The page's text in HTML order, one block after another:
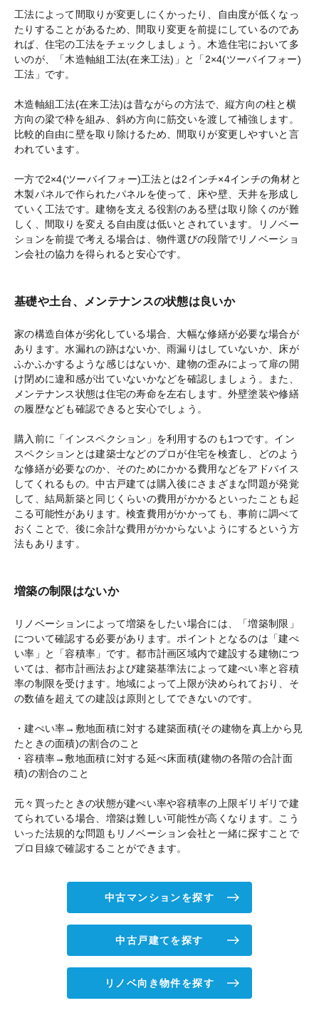
工法によって間取りが変更しにくかったり、自由度が低くなっ
たりすることがあるため、間取り変更を前提にしているのであ
れば、住宅の工法をチェックしましょう。木造住宅において多
いのが、「木造軸組工法(在来工法)」と「2×4(ツーバイフォー)
工法」です。
木造軸組工法(在来工法)は昔ながらの方法で、縦方向の柱と横
方向の梁で枠を組み、斜め方向に筋交いを渡して補強します。
比較的自由に壁を取り除けるため、間取りが変更しやすいと言
われています。
一方で2×4(ツーバイフォー)工法とは2インチ×4インチの角材と
木製パネルで作られたパネルを使って、床や壁、天井を形成し
ていく工法です。建物を支える役割のある壁は取り除くのが難
しく、間取りを変える自由度は低いとされています。リノベー
ションを前提で考える場合は、物件選びの段階でリノベーショ
ン会社の協力を得られると安心です。
基礎や土台、メンテナンスの状態は良いか
家の構造自体が劣化している場合、大幅な修繕が必要な場合が
あります。水漏れの跡はないか、雨漏りはしていないか、床が
ふかふかするような感じはないか、建物の歪みによって扉の開
け閉めに違和感が出ていないかなどを確認しましょう。また、
メンテナンス状態は住宅の寿命を左右します。外壁塗装や修繕
の履歴なども確認できると安心でしょう。
購入前に「インスペクション」を利用するのも1つです。イン
スペクションとは建築士などのプロが住宅を検査し、どのよう
な修繕が必要なのか、そのためにかかる費用などをアドバイス
してくれるもの。中古戸建ては購入後にさまざまな問題が発覚
して、結局新築と同じくらいの費用がかかるといったことも起
こる可能性があります。検査費用がかかっても、事前に調べて
おくことで、後に余計な費用がかからないようにするという方
法もあります。
増築の制限はないか
リノベーションによって増築をしたい場合には、「増築制限」
について確認する必要があります。ポイントとなるのは「建ぺ
い率」と「容積率」です。都市計画区域内で建設する建物につ
いては、都市計画法および建築基準法によって建ぺい率と容積
率の制限を受けます。地域によって上限が決められており、そ
の数値を超えての建設は原則としてできないのです。
・建ぺい率→敷地面積に対する建築面積(その建物を真上から見
たときの面積)の割合のこと
・容積率→敷地面積に対する延べ床面積(建物の各階の合計面
積)の割合のこと
元々買ったときの状態が建ぺい率や容積率の上限ギリギリで建
てられている場合、増築は難しい可能性が高くなります。こう
いった法規的な問題もリノベーション会社と一緒に探すことで
プロ目線で確認することができます。
中古マンションを探す
中古戸建てを探す
リノベ向き物件を探す